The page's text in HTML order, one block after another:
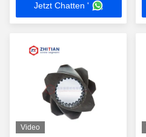
Jetzt Chatten '
Video